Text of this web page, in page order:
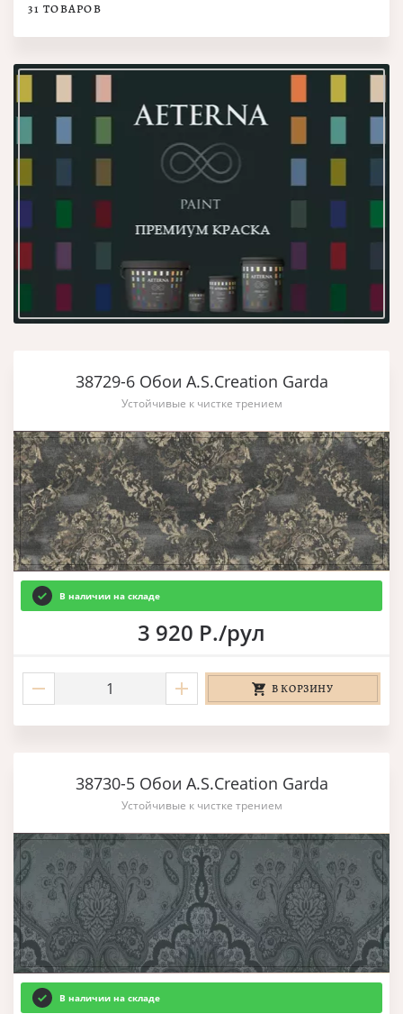
31 ТОВАРОВ
38729-6 Обои A.S.Creation Garda
Устойчивые к чистке трением
В наличии на складе
3 920 Р./рул
В КОРЗИНУ
38730-5 Обои A.S.Creation Garda
Устойчивые к чистке трением
В наличии на складе